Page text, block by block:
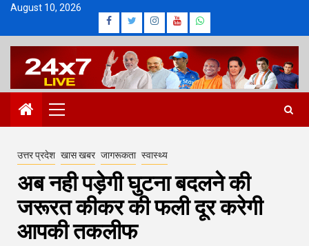
Skip
content
August 10, 2026
Facebook
Twitter
Instagram
Youtube
Whatsapp
Primary
Menu
उत्तर प्रदेश खास खबर जागरूकता स्वास्थ्य
अब नही पड़ेगी घुटना बदलने की
जरूरत कीकर की फली दूर करेगी
आपकी तकलीफ